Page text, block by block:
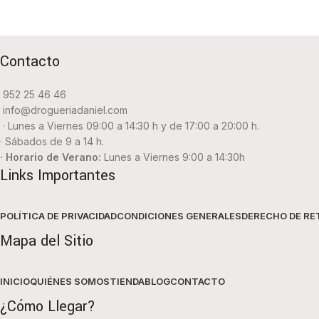
Contacto
952 25 46 46
info@drogueriadaniel.com
· Lunes a Viernes 09:00 a 14:30 h y de 17:00 a 20:00 h.
· Sábados de 9 a 14 h.
· Horario de Verano: Lunes a Viernes 9:00 a 14:30h
Links Importantes
POLÍTICA DE PRIVACIDADCONDICIONES GENERALESDERECHO DE
Mapa del Sitio
INICIOQUIÉNES SOMOSTIENDABLOGCONTACTO
¿Cómo Llegar?